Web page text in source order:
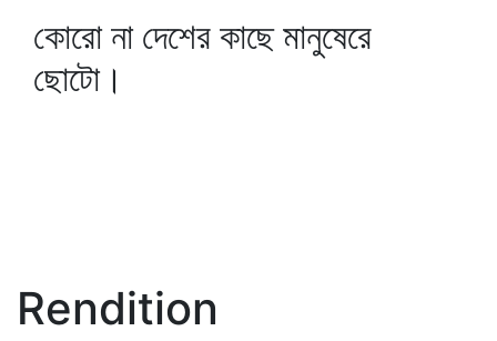
কোরো না দেশের কাছে মানুষেরে
ছোটো।
Rendition